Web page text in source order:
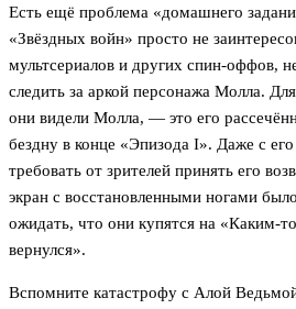
Есть ещё проблема «домашнего
«Звёздных войн» просто не
мультсериалов и других спин-оффов,
следить за аркой персонажа Молла.
они видели Молла, — это его
бездну в конце «Эпизода I». Даже с
требовать от зрителей принять его
экран с восстановленными ногами
ожидать, что они купятся на «Каким-
вернулся».
Вспомните катастрофу с Алой